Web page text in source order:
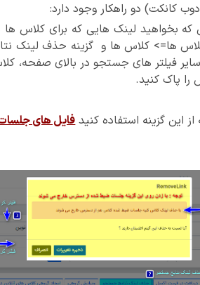
کانکت) دو راهکار وجود دارد:
که بخواهید لینک هایی که برای کلاس ها
ها=> کلاس ها و گزینه حذف لینک
سایر فیلتر های جستجو در بالای صفحه،
را پاک کنید.
این گزینه استفاده کنیدفایل های